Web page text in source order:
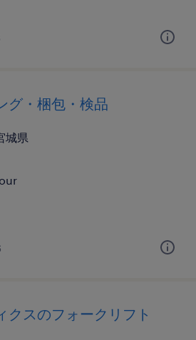
グ・梱包・検品
城県
クスのフォークリフト